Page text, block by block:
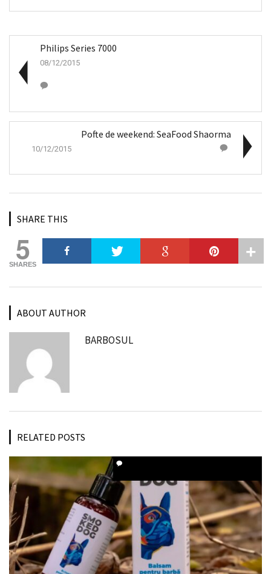
Philips Series 7000
08/12/2015
Pofte de weekend: SeaFood Shaorma
10/12/2015
SHARE THIS
5
SHARES
ABOUT AUTHOR
BARBOSUL
RELATED POSTS